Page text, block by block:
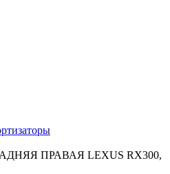
ПРАВАЯ LEXUS RX300,